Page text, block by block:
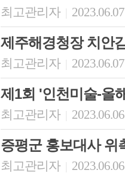
최고관리자
제주해경청장 치안
최고관리자
제1회 '인천미술-올
최고관리자
증평군 홍보대사 위
최고관리자